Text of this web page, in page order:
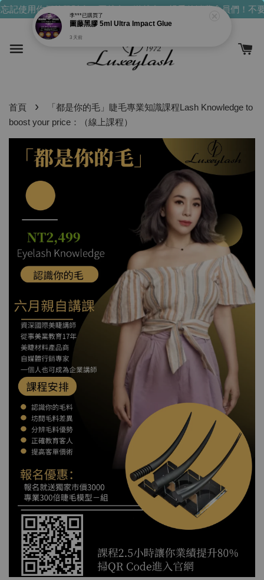
使用你們的發財金！買越多，送越多！親愛的消費會員們！不要
首頁 ›
「都是你的毛」睫毛專業知識課程Lash Knowledge to
boost your price：（線上課程）